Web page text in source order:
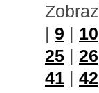
| 9 | 10
25 | 26
41 | 42